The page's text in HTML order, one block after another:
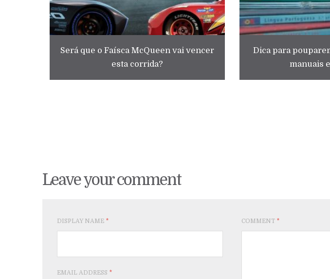
Será que o Faísca McQueen vai vencer
esta corrida?
Dica para
manuais
Leave your comment
DISPLAY NAME *
EMAIL ADDRESS *
COMMENT *